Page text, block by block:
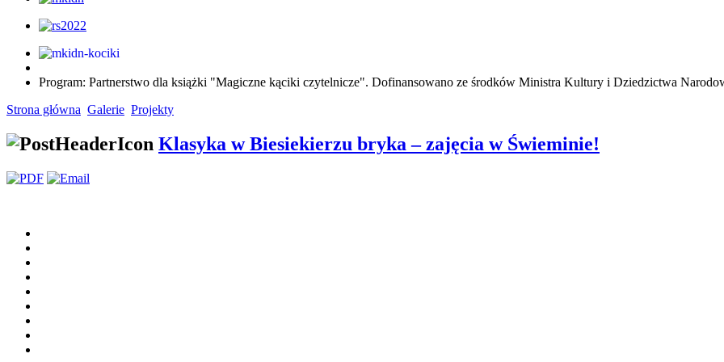
Program: Partnerstwo dla książki "Magiczne kąciki czytelnicze". Dofinansowano ze środków Ministra Kultury i Dziedzictwa
Strona główna Galerie Projekty
Klasyka w Biesiekierzu bryka – zajęcia w Świeminie!